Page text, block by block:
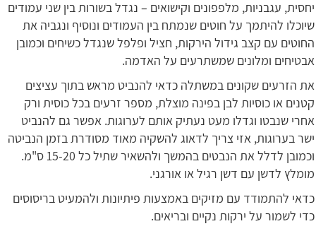
יחסית, עגבניות, מלפפונים וקישואים – נגדל בשורות בין שני עמודים
שיוכלו להיתמך על חוטים שנמתח בין העמודים ונוסיף ונגביה את
החוטים עם קצב גידול הירקות, חציל ופלפל שנגדל כשיחים וכמובן
אבטיחים ומלונים שמשתרעים על האדמה.
את הזרעים שקונים במשתלה כדאי להנביט מראש בתוך עציצים
קטנים או כוסיות לבן בפינה מוצלת, מספר זרעים בכל כוסית ורק
אחרי שנבטו וגדלו מעט נעתיק אותם לערוגות. אפשר גם להנביט
ישר בערוגות, אזי צריך לדאוג להשקיה מאוד מסודרת בזמן הנביטה
וכמובן לדלל את הנבטים בהמשך ולהשאיר שתיל כל 15-20 ס"מ.
מומלץ לדשן עם דשן רגיל או אורגני.
כדאי להתמודד עם מזיקים באמצעות פיתיונות ולהמעיט בריסוסים
כדי לשמור על ירקות נקיים ובריאים.